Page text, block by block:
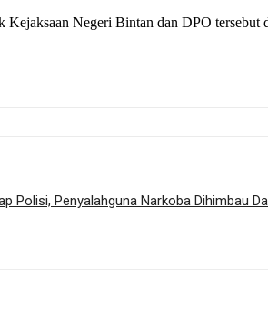
Kejaksaan Negeri Bintan dan DPO tersebut
Polisi, Penyalahguna Narkoba Dihimbau